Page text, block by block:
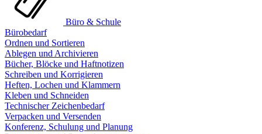
Büro & Schule
Bürobedarf
Ordnen und Sortieren
Ablegen und Archivieren
Bücher, Blöcke und Haftnotizen
Schreiben und Korrigieren
Heften, Lochen und Klammern
Kleben und Schneiden
Technischer Zeichenbedarf
Verpacken und Versenden
Konferenz, Schulung und Planung